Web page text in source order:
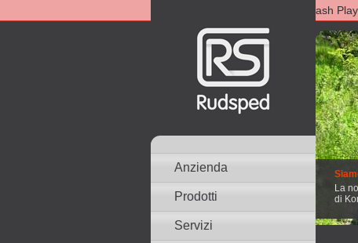
Wystąpił błąd z dodatkiem Flash
La
di
Anzienda
Prodotti
Servizi